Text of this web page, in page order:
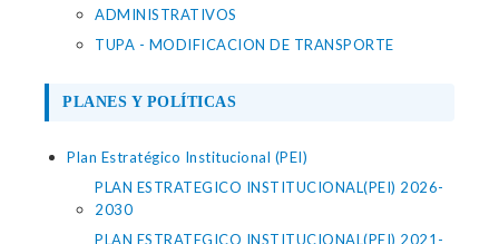
ADMINISTRATIVOS
TUPA - MODIFICACION DE TRANSPORTE
PLANES Y POLÍTICAS
Plan Estratégico Institucional (PEI)
PLAN ESTRATEGICO INSTITUCIONAL(PEI) 2026-
2030
PLAN ESTRATEGICO INSTITUCIONAL(PEI) 2021-